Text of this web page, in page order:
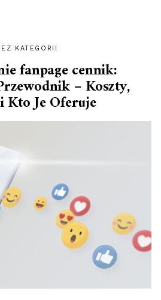
KATEGORII
fanpage cennik:
– Koszty,
Kto Je Oferuje